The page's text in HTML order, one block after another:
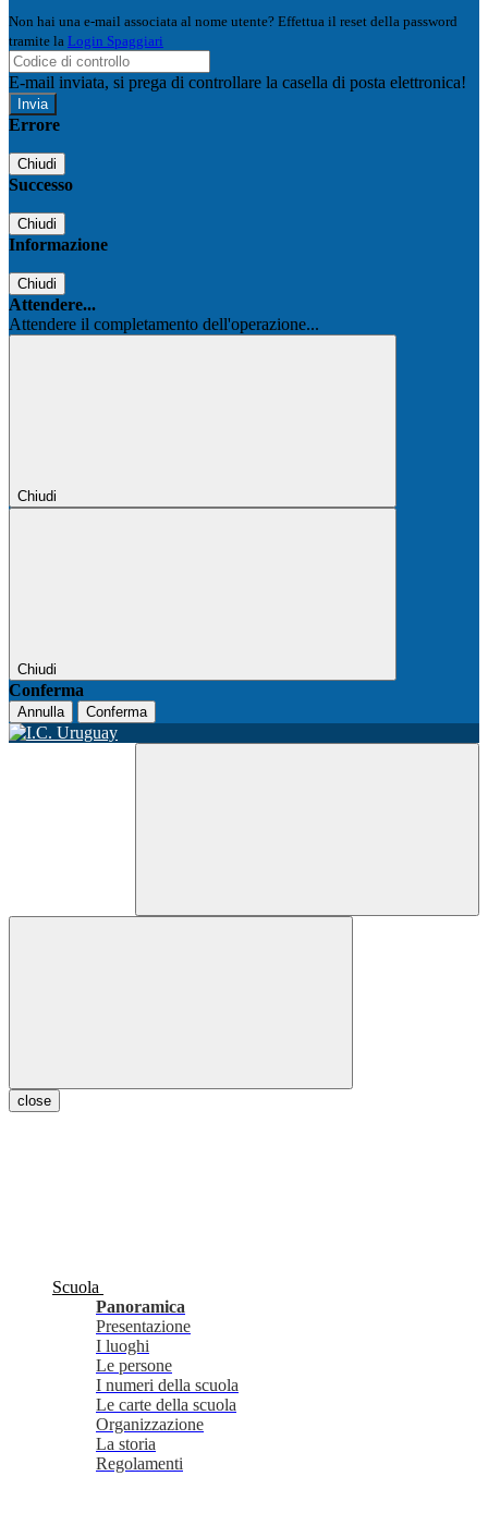
Non hai una e-mail associata al nome utente? Effettua il reset della password
tramite la Login Spaggiari
E-mail inviata, si prega di controllare la casella di posta elettronica!
Errore
Chiudi
Successo
Chiudi
Informazione
Chiudi
Attendere...
Attendere il completamento dell'operazione...
Chiudi
Chiudi
Conferma
Annulla Conferma
close
Scuola
Panoramica
Presentazione
I luoghi
Le persone
I numeri della scuola
Le carte della scuola
Organizzazione
La storia
Regolamenti